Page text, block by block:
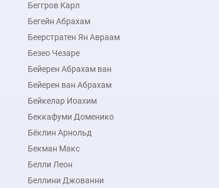
Беггров Карл
Бегейн Абрахам
Беерстратен Ян Авраам
Безео Чезаре
Бейерен Абрахам ван
Бейерен ван Абрахам
Бейкелар Иоахим
Беккафуми Доменико
Бёклин Арнольд
Бекман Макс
Белли Леон
Беллини Джованни